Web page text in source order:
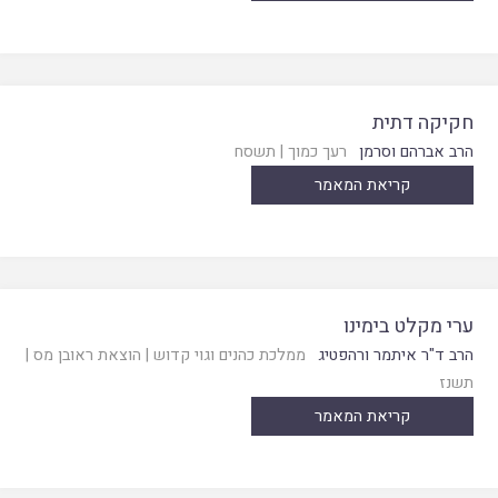
חקיקה דתית
הרב אברהם וסרמן רעך כמוך | תשסח
קריאת המאמר
ערי מקלט בימינו
הרב ד"ר איתמר ורהפטיג ממלכת כהנים וגוי קדוש | הוצאת ראובן מס |
תשנז
קריאת המאמר